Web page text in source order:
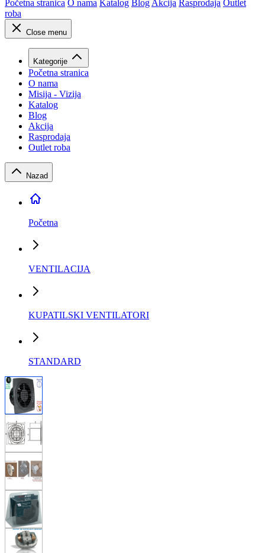
Početna stranica O nama Katalog Blog Akcija Rasprodaja Outlet
roba
Close menu
Kategorije
Početna stranica
O nama
Misija - Vizija
Katalog
Blog
Akcija
Rasprodaja
Outlet roba
Nazad
Početna
VENTILACIJA
KUPATILSKI VENTILATORI
STANDARD